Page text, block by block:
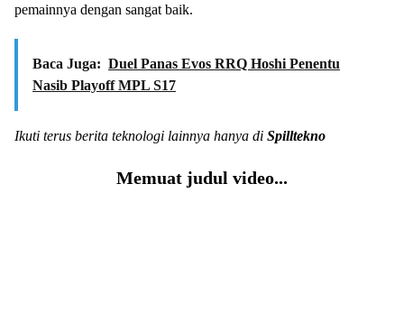
pemainnya dengan sangat baik.
Baca Juga: Duel Panas Evos RRQ Hoshi Penentu
Nasib Playoff MPL S17
Ikuti terus berita teknologi lainnya hanya di Spilltekno
Memuat judul video...